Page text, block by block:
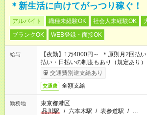
＊新生活に向けてがっつり稼ぐ！
アルバイト 職種未経験OK 社会人未経験OK
ブランクOK
WEB登録・面接OK
給与
【夜勤】1万4000円～ ＊原則月2回払
払い・日払いの制度もあり（規定あり
交通費別途支給あり
交通費 全額支給
勤務地
東京都港区
品川駅
/ 六本木駅 / 表参道駅 / …